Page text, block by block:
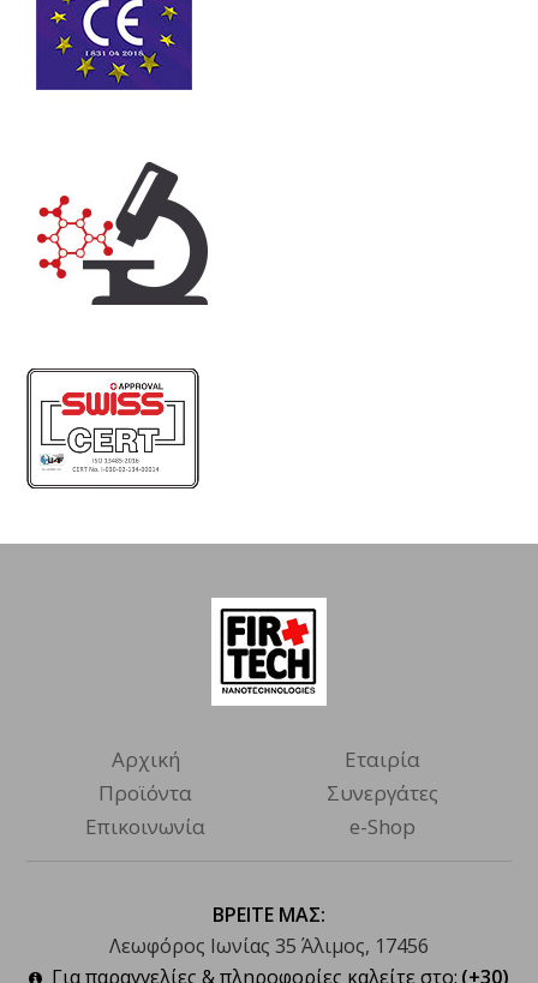
Αρχική
Εταιρία
Προϊόντα
Συνεργάτες
Επικοινωνία
e-Shop
ΒΡΕΙΤΕ ΜΑΣ:
Λεωφόρος Ιωνίας 35 Άλιμος, 17456
Για παραγγελίες & πληροφορίες καλείτε στο: (+30)